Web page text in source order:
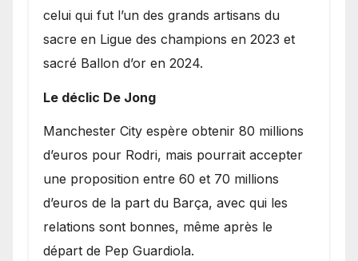
celui qui fut l’un des grands artisans du
sacre en Ligue des champions en 2023 et
sacré Ballon d’or en 2024.
Le déclic De Jong
​Manchester City espère obtenir 80 millions
d’euros pour Rodri, mais pourrait accepter
une proposition entre 60 et 70 millions
d’euros de la part du Barça, avec qui les
relations sont bonnes, même après le
départ de Pep Guardiola.